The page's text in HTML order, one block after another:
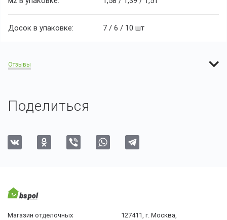
Досок в упаковке: 7 / 6 / 10 шт
Отзывы
Поделиться
Магазин отделочных
127411, г. Москва,